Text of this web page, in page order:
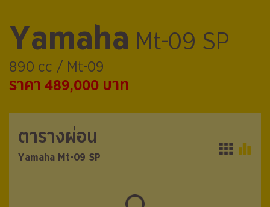
Yamaha Mt-09 SP
890 cc / Mt-09
ราคา 489,000 บาท
ตารางผ่อน
Yamaha Mt-09 SP
ตารางผ่อน
Yamaha Mt-09 SP